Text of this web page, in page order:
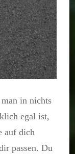
in nichts
egal ist,
auf dich
passen. Du